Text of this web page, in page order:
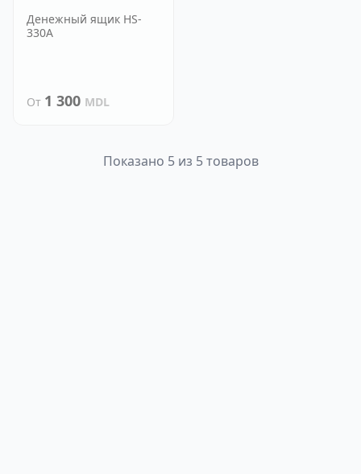
Денежный ящик HS-
330A
От 1 300 MDL
Показано 5 из 5 товаров